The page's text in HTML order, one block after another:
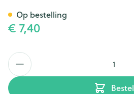
€ 7,40
Aantal
Bestel
Op bestelling